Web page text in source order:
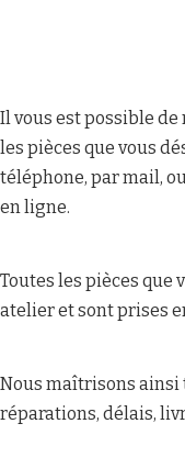
Il vous est possible
les pièces que vous
téléphone, par mail,
en ligne.
Toutes les pièces que
atelier et sont prises
Nous maîtrisons ainsi
réparations, délais,